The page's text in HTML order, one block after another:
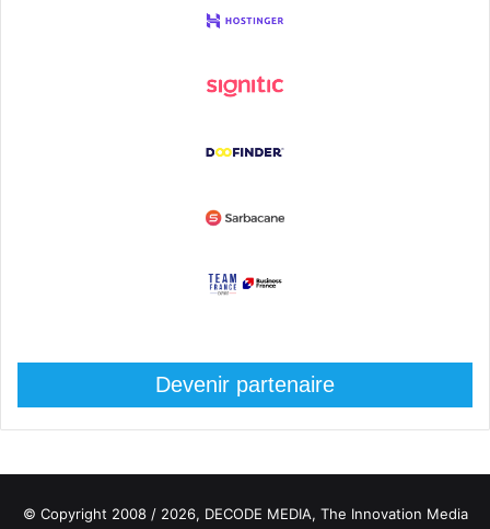
Devenir partenaire
© Copyright 2008 / 2026, DECODE MEDIA, The Innovation Media